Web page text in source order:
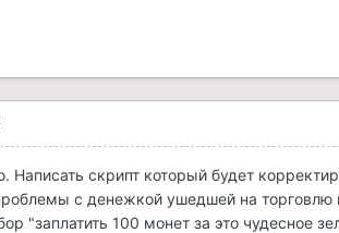
Написать скрипт который будет
с денежкой ушедшей на торговлю
"заплатить 100 монет за это чудесное